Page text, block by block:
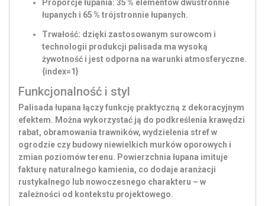
Proporcje łupania: 35 % elementów dwustronnie
łupanych i 65 % trójstronnie łupanych.
Trwałość: dzięki zastosowanym surowcom i
technologii produkcji palisada ma wysoką
żywotność i jest odporna na warunki atmosferyczne.
{index=1}
Funkcjonalność i styl
Palisada łupana łączy funkcję praktyczną z dekoracyjnym
efektem. Można wykorzystać ją do podkreślenia krawędzi
rabat, obramowania trawników, wydzielenia stref w
ogrodzie czy budowy niewielkich murków oporowych i
zmian poziomów terenu. Powierzchnia łupana imituje
fakturę naturalnego kamienia, co dodaje aranżacji
rustykalnego lub nowoczesnego charakteru – w
zależności od kontekstu projektowego.